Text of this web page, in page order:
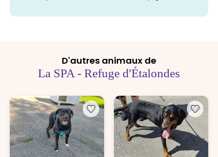
D'autres animaux de
La SPA - Refuge d'Étalondes